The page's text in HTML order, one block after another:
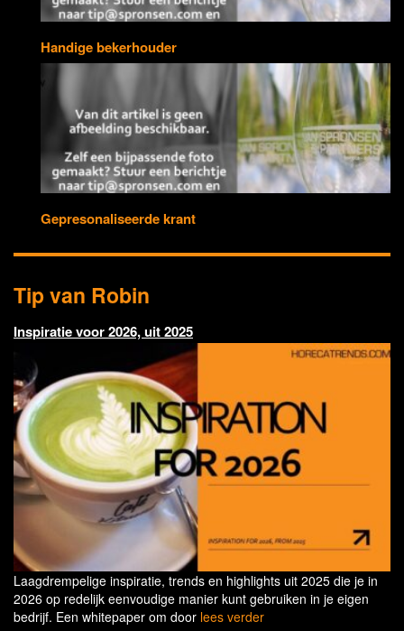
Handige bekerhouder
Gepresonaliseerde krant
Tip van Robin
Inspiratie voor 2026, uit 2025
Laagdrempelige inspiratie, trends en highlights uit 2025 die je in
2026 op redelijk eenvoudige manier kunt gebruiken in je eigen
bedrijf. Een whitepaper om door lees verder